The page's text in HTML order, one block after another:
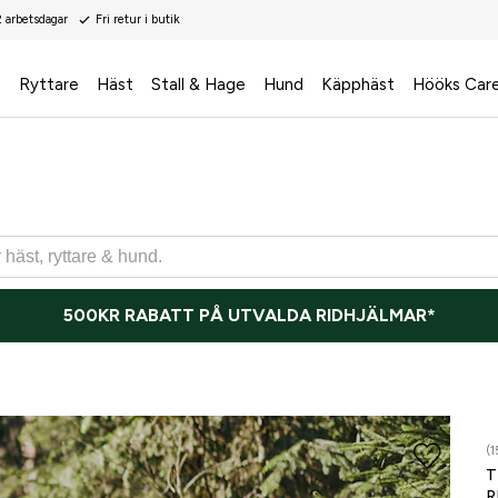
Fri retur i butik
Ryttare Häst Stall & Hage Hund Käpphäst Hööks
500KR RABATT PÅ UTVALDA RIDHJÄLMAR*